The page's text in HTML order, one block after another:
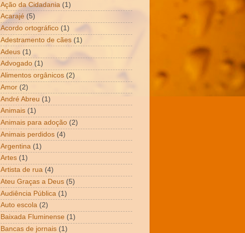
Ação da Cidadania (1)
Acarajé (5)
Acordo ortográfico (1)
Adestramento de cães (1)
Adeus (1)
Advogado (1)
Alimentos orgânicos (2)
Amor (2)
André Abreu (1)
Animais (1)
Animais para adoção (2)
Animais perdidos (4)
Argentina (1)
Artes (1)
Artista de rua (4)
Ateu Graças a Deus (5)
Audiência Pública (1)
Auto escola (2)
Baixada Fluminense (1)
Bancas de jornais (1)